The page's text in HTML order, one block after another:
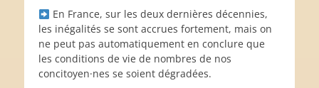
En France, sur les deux dernières décennies,
les inégalités se sont accrues fortement, mais on
ne peut pas automatiquement en conclure que
les conditions de vie de nombres de nos
concitoyen·nes se soient dégradées.